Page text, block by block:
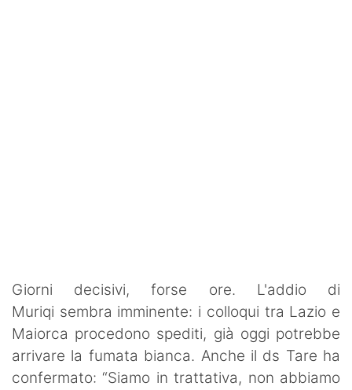
SHOP LAZIO
Contatti
Giorni decisivi, forse ore. L'addio di
Muriqi sembra imminente: i colloqui tra Lazio e
Maiorca procedono spediti, già oggi potrebbe
arrivare la fumata bianca. Anche il ds Tare ha
confermato: “Siamo in trattativa, non abbiamo